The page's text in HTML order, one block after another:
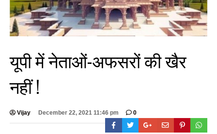
यूपी में नेताओं-अफसरों की खैर
नहीं !
Vijay December 22, 2021 11:46 pm 0